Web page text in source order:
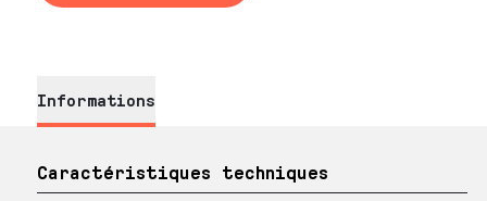
Informations
Caractéristiques techniques